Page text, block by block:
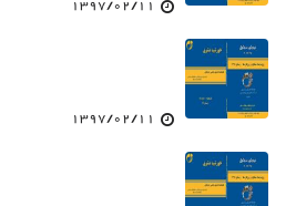
1397/02/11
1397/02/11